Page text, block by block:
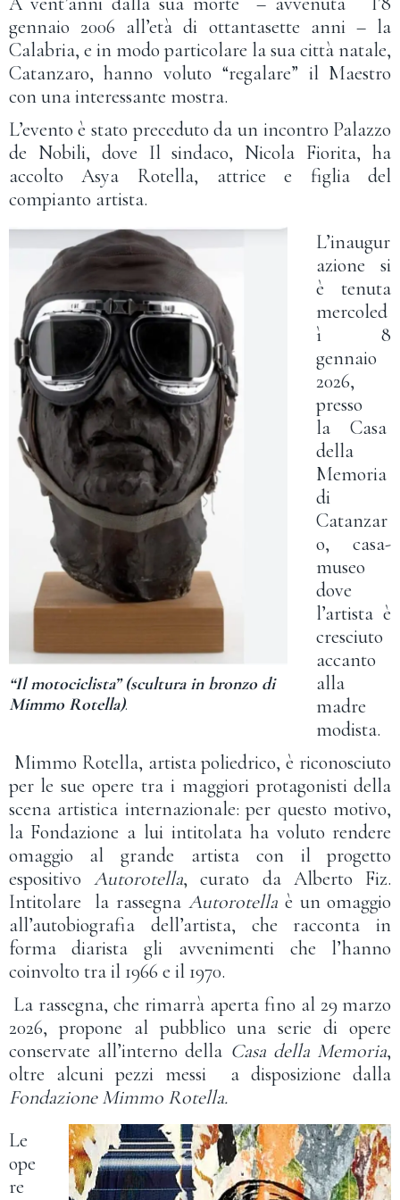
gennaio 2006 all’età di ottantasette anni – la
Calabria, e in modo particolare la sua città natale,
Catanzaro, hanno voluto “regalare” il Maestro
con una interessante mostra.
L’evento è stato preceduto da un incontro Palazzo
de Nobili, dove Il sindaco, Nicola Fiorita, ha
accolto Asya Rotella, attrice e figlia del
compianto artista.
“Il motociclista” (scultura in bronzo di
Mimmo Rotella).
L’inaugur
azione si
è tenuta
mercoled
ì 8
gennaio
2026,
presso
la Casa
della
Memoria
di
Catanzar
o, casa-
museo
dove
l’artista è
cresciuto
accanto
alla
madre
modista.
Mimmo Rotella, artista poliedrico, è riconosciuto
per le sue opere tra i maggiori protagonisti della
scena artistica internazionale: per questo motivo,
la Fondazione a lui intitolata ha voluto rendere
omaggio al grande artista con il progetto
espositivo Autorotella, curato da Alberto Fiz.
Intitolare la rassegna Autorotellaè un omaggio
all’autobiografia dell’artista, che racconta in
forma diarista gli avvenimenti che l’hanno
coinvolto tra il 1966 e il 1970.
La rassegna, che rimarrà aperta fino al 29 marzo
2026, propone al pubblico una serie di opere
conservate all’interno della Casa della Memoria,
oltre alcuni pezzi messi a disposizione dalla
Fondazione Mimmo Rotella.
Le
ope
re